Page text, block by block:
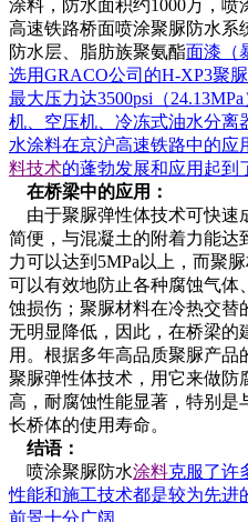
涂料，防水面积约1000万，喷
高速铁路桥面喷涂聚脲防水系
防水层、脂肪族聚氨酯面漆
选用GRACO公司的H-XP3聚
最大压力达3500psi（
机、空压机、冷冻式油水分离
水涂料在京沪高速铁路中的应
料技术的蓬勃发展和应用起到
在桥梁中的应用：
由于聚脲弹性体技术可快速
简便，与混凝土的附着力能达
力可以达到5MPa以上，而聚
可以有效地防止各种腐蚀气体
蚀损伤；聚脲材料在冷热交替
无明显降低，因此，在桥梁的
用。根据多年高品质聚脲产品
聚脲弹性体技术，用它来做防
高，耐腐蚀性能显著，特别是
长桥体的使用寿命。
结语：
喷涂聚脲防水涂料克服了许
性能和施工技术都是较为先进
前景十分广阔。